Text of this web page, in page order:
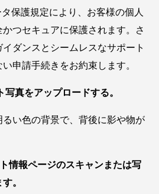
保護規定により、お客様の個人
つセキュアに保護されます。さ
ダンスとシームレスなサポート
申請手続きをお約束します。
真をアップロードする。
い色の背景で、背後に影や物が
情報ページのスキャンまたは写
。